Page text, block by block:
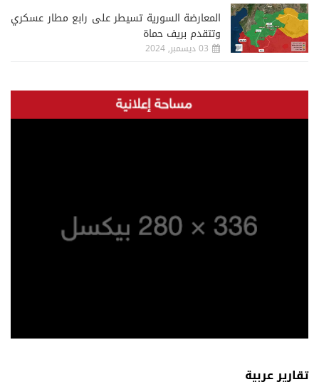
المعارضة السورية تسيطر على رابع مطار عسكري
وتتقدم بريف حماة
03 ديسمبر, 2024
تقارير عربية